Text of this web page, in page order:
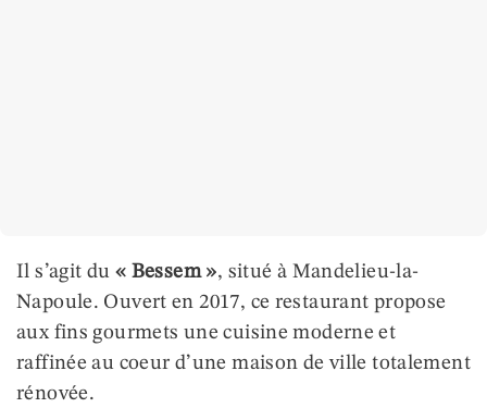
Il s’agit du « Bessem », situé à Mandelieu-la-
Napoule. Ouvert en 2017, ce restaurant propose
aux fins gourmets une cuisine moderne et
raffinée au coeur d’une maison de ville totalement
rénovée.